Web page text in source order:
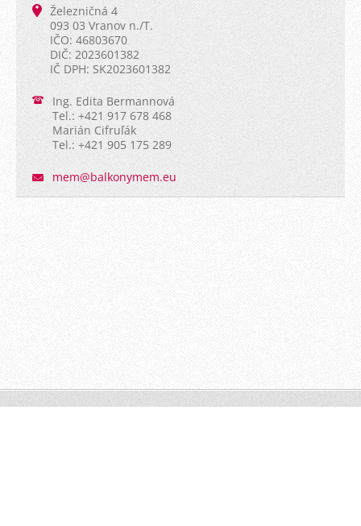
Železničná 4
093 03 Vranov n./T.
IČO: 46803670
DIČ: 2023601382
IČ DPH: SK2023601382
Ing. Edita Bermannová
Tel.: +421 917 678 468
Marián Cifruľák
Tel.: +421 905 175 289
mem@balkonymem.eu